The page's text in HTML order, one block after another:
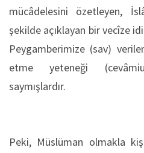
mücâdelesini özetleyen,
şekilde açıklayan bir vecîze
Peygamberimize (sav)
etme yeteneği
saymışlardır.
Peki, Müslüman olmakla